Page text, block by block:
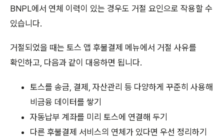
BNPL에서 연체 이력이 있는 경우도 거절 요인으로 작용할 수
있습니다.
거절되었을 때는 토스 앱 후불결제 메뉴에서 거절 사유를
확인하고, 다음과 같이 대응하면 됩니다.
토스를 송금, 결제, 자산관리 등 다양하게 꾸준히 사용해
비금융 데이터를 쌓기
자동납부 계좌를 미리 토스에 연결해 두기
다른 후불결제 서비스의 연체가 있다면 우선 정리하기